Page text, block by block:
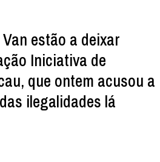
estão a deixar
Iniciativa de
que ontem acusou a
ilegalidades lá